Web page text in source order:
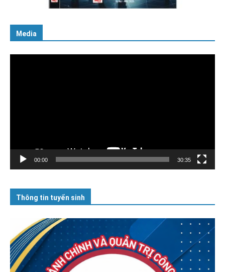
Media
00:00 30:35
Thông tin tuyển sinh